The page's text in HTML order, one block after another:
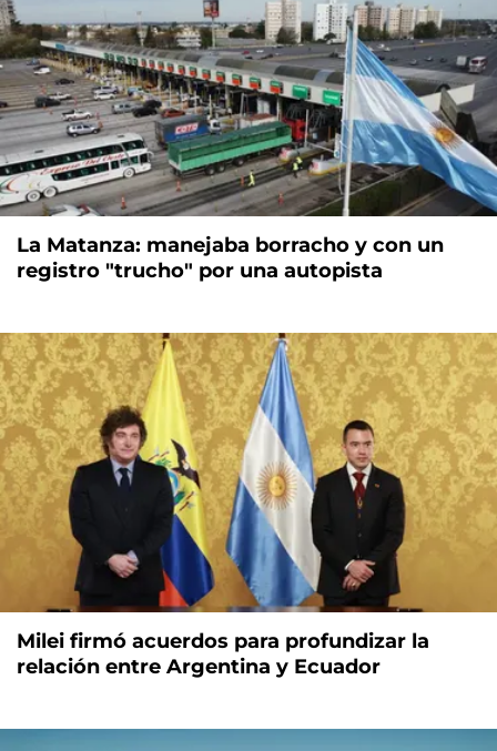
La Matanza: manejaba borracho y con un
registro "trucho" por una autopista
Milei firmó acuerdos para profundizar la
relación entre Argentina y Ecuador